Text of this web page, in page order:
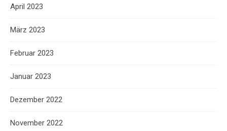
April 2023
März 2023
Februar 2023
Januar 2023
Dezember 2022
November 2022